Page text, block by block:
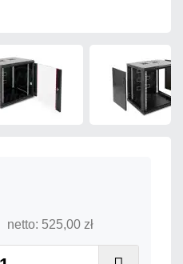
netto: 525,00 zł